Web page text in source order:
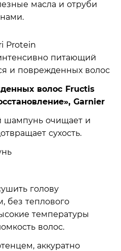
масла и отруби
волос Fructis
Garnier
шампунь очищает и
сухость.
голову
без теплового
температуры
волос.
аккуратно